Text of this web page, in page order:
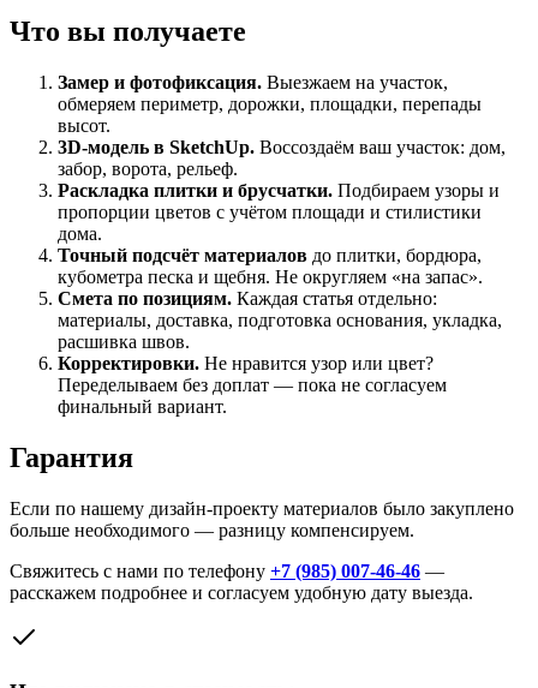
Что вы получаете
Замер и фотофиксация. Выезжаем на участок,
обмеряем периметр, дорожки, площадки, перепады
высот.
3D-модель в SketchUp. Воссоздаём ваш участок: дом,
забор, ворота, рельеф.
Раскладка плитки и брусчатки. Подбираем узоры и
пропорции цветов с учётом площади и стилистики
дома.
Точный подсчёт материалов до плитки, бордюра,
кубометра песка и щебня. Не округляем «на запас».
Смета по позициям. Каждая статья отдельно:
материалы, доставка, подготовка основания, укладка,
расшивка швов.
Корректировки. Не нравится узор или цвет?
Переделываем без доплат — пока не согласуем
финальный вариант.
Гарантия
Если по нашему дизайн-проекту материалов было закуплено
больше необходимого — разницу компенсируем.
Свяжитесь с нами по телефону +7 (985) 007-46-46 —
расскажем подробнее и согласуем удобную дату выезда.